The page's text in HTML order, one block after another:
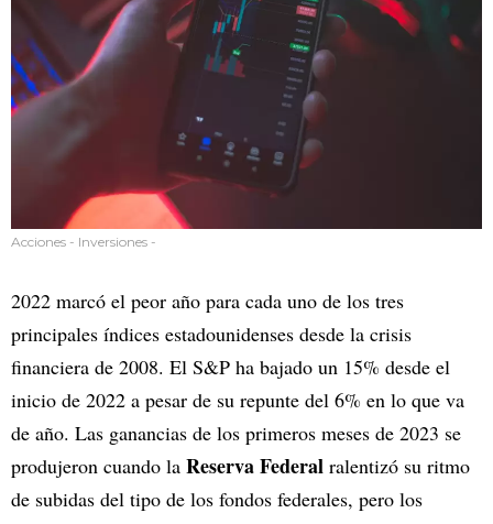
Acciones - Inversiones -
2022 marcó el peor año para cada uno de los tres
principales índices estadounidenses desde la crisis
financiera de 2008. El S&P ha bajado un 15% desde el
inicio de 2022 a pesar de su repunte del 6% en lo que va
de año. Las ganancias de los primeros meses de 2023 se
produjeron cuando la Reserva Federal ralentizó su ritmo
de subidas del tipo de los fondos federales, pero los